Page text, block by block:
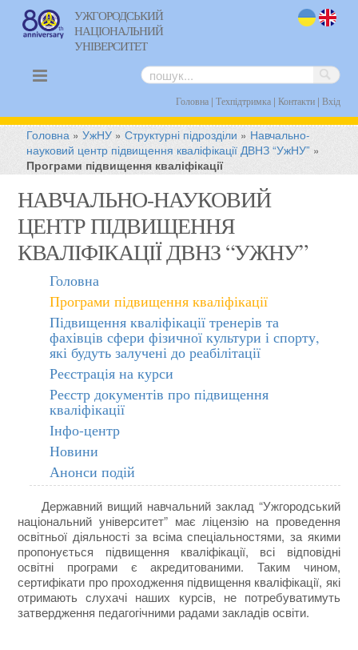
УЖГОРОДСЬКИЙ
НАЦІОНАЛЬНИЙ
УНІВЕРСИТЕТ
Головна| Техпідтримка| Контакти| Вхід
Головна »УжНУ »Структурні підрозділи » Навчально-
науковий центр підвищення кваліфікації ДВНЗ “УжНУ” »
Програми підвищення кваліфікації
НАВЧАЛЬНО-НАУКОВИЙ
ЦЕНТР ПІДВИЩЕННЯ
КВАЛІФІКАЦІЇ ДВНЗ “УЖНУ”
Головна
Програми підвищення кваліфікації
Підвищення кваліфікації тренерів та
фахівців сфери фізичної культури і спорту,
які будуть залучені до реабілітації
Реєстрація на курси
Реєстр документів про підвищення
кваліфікації
Інфо-центр
Новини
Анонси подій
Державний вищий навчальний заклад “Ужгородський
національний університет” має ліцензію на проведення
освітньої діяльності за всіма спеціальностями, за якими
пропонується підвищення кваліфікації, всі відповідні
освітні програми є акредитованими. Таким чином,
сертифікати про проходження підвищення кваліфікації, які
отримають слухачі наших курсів, не потребуватимуть
затвердження педагогічними радами закладів освіти.